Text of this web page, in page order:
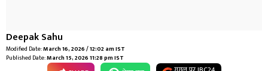
Deepak Sahu
Modified Date:March 16, 2026 / 12:02 am IST
Published Date:March 15, 2026 11:28 pm IST